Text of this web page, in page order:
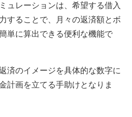
ュレーションは、希望する借入
することで、月々の返済額とボ
単に算出できる便利な機能で
済のイメージを具体的な数字に
計画を立てる手助けとなりま